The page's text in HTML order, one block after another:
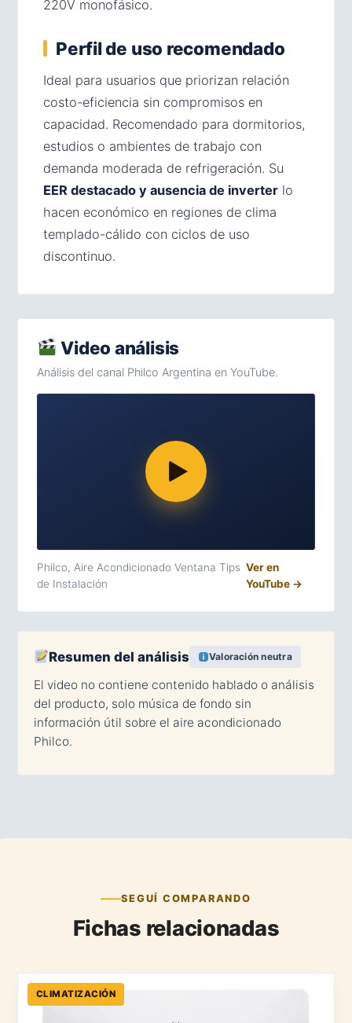
220V monofásico.
Perfil de uso recomendado
Ideal para usuarios que priorizan relación
costo-eficiencia sin compromisos en
capacidad. Recomendado para dormitorios,
estudios o ambientes de trabajo con
demanda moderada de refrigeración. Su
EER destacado y ausencia de inverter lo
hacen económico en regiones de clima
templado-cálido con ciclos de uso
discontinuo.
Video análisis
Análisis del canal Philco Argentina en YouTube.
Philco, Aire Acondicionado Ventana Tips
de Instalación
Ver en
YouTube →
Resumen del análisis Valoración neutra
El video no contiene contenido hablado o análisis
del producto, solo música de fondo sin
información útil sobre el aire acondicionado
Philco.
SEGUÍ COMPARANDO
Fichas relacionadas
CLIMATIZACIÓN